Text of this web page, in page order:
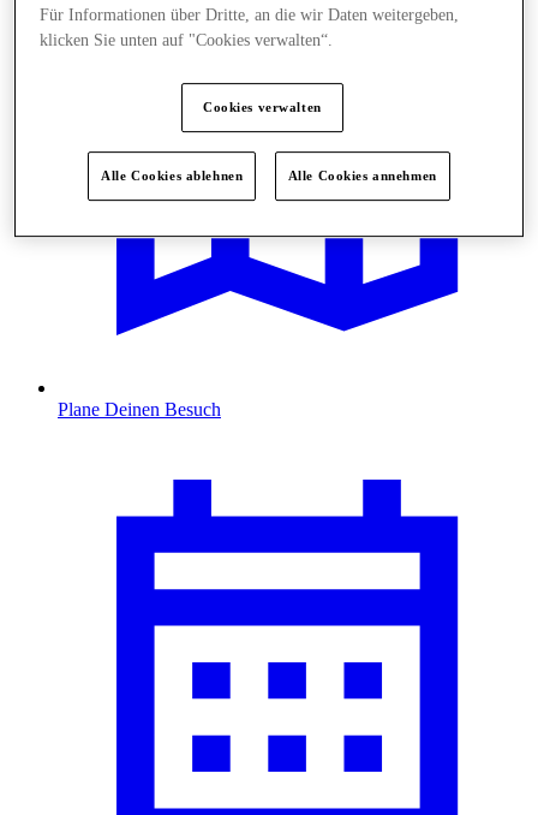
Plane Deinen Besuch
Für Informationen über Dritte, an die wir Daten weitergeben,
klicken Sie unten auf "Cookies verwalten“.
Cookies verwalten
Alle Cookies ablehnen Alle Cookies annehmen